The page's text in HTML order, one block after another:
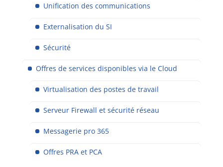
Unification des communications
Externalisation du SI
Sécurité
Offres de services disponibles via le Cloud
Virtualisation des postes de travail
Serveur Firewall et sécurité réseau
Messagerie pro 365
Offres PRA et PCA